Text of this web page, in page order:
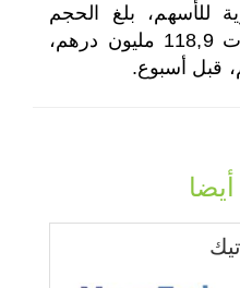
للأسهم، بلغ الحجم
اليومي المتوسط للمبادلات 118,9 مليون درهم،